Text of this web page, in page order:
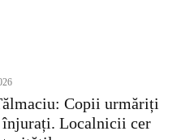
Copii urmăriți
Localnicii cer